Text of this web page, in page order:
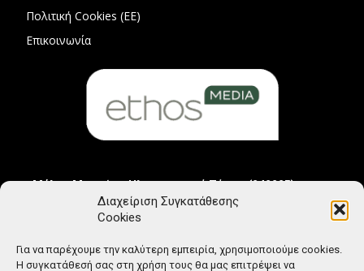
Διαχείριση Συγκατάθεσης
Cookies
Για να παρέχουμε την καλύτερη εμπειρία, χρησιμοποιούμε cookies.
Η συγκατάθεσή σας στη χρήση τους θα μας επιτρέψει να
Πολιτική Cookies (ΕΕ)
Επικοινωνία
Μέλος Μητρώου Ηλεκτρονικού Τύπου (242225)